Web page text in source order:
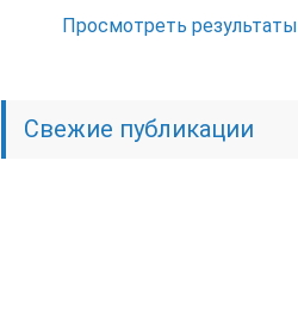
Просмотреть результаты
Свежие публикации